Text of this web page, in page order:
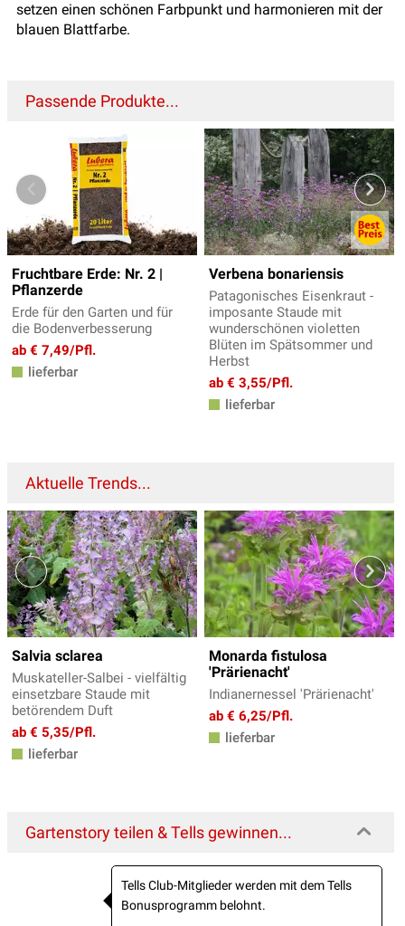
setzen einen schönen Farbpunkt und harmonieren mit der
blauen Blattfarbe.
Passende Produkte...
Fruchtbare Erde: Nr. 2 |
Pflanzerde
Erde für den Garten und für
die Bodenverbesserung
ab € 7,49/Pfl.
lieferbar
Verbena bonariensis
Patagonisches Eisenkraut -
imposante Staude mit
wunderschönen violetten
Blüten im Spätsommer und
Herbst
ab € 3,55/Pfl.
lieferbar
Aktuelle Trends...
Salvia sclarea
Muskateller-Salbei - vielfältig
einsetzbare Staude mit
betörendem Duft
ab € 5,35/Pfl.
lieferbar
Monarda fistulosa
'Prärienacht'
Indianernessel 'Prärienacht'
ab € 6,25/Pfl.
lieferbar
Gartenstory teilen & Tells gewinnen...
Tells Club-Mitglieder werden mit dem Tells
Bonusprogramm belohnt.